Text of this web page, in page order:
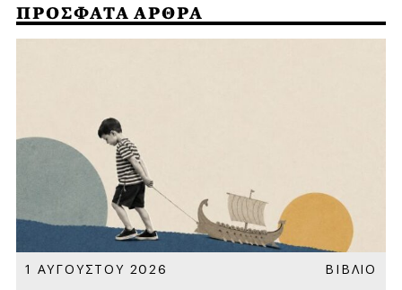
ΠΡΟΣΦΑΤΑ ΑΡΘΡΑ
1 ΑΥΓΟΥΣΤΟΥ 2026 ΒΙΒΛΙΟ